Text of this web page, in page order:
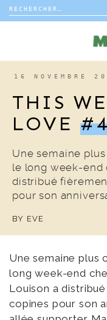
Rechercher :
DÉCO
COUP DE COEUR
16 NOVEMBRE
THIS
LOVE
Une semaine
le long week-end
distribué
pour son
BY EVE
Une semaine plus
long week-end
Louison a
copines pour son